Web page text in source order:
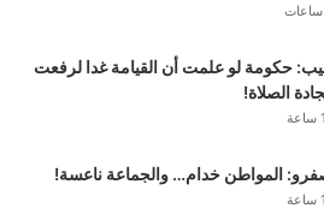
حكومة لو علمت أن القيامة غدا لرفعت
الصلاة!
المواطن خدام… والجماعة ناعسة!